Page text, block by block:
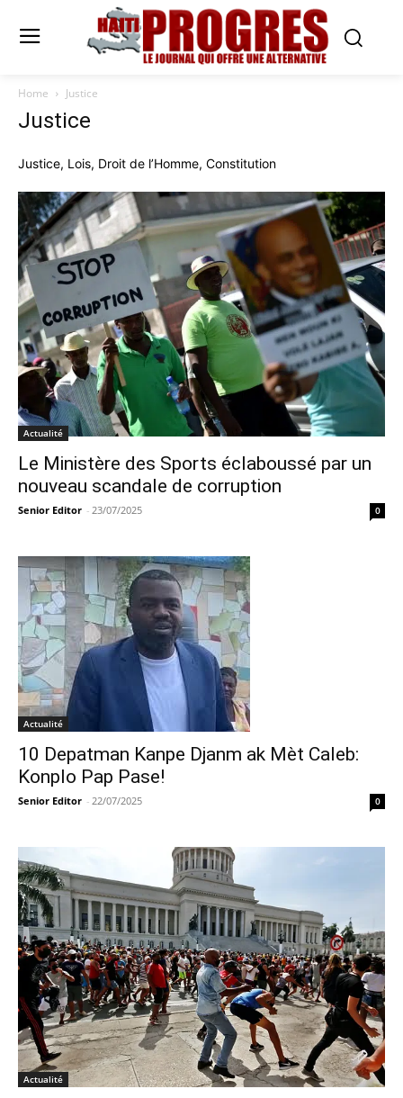
Home Justice
Justice
Justice, Lois, Droit de l’Homme, Constitution
Actualité
Le Ministère des Sports éclaboussé par un
nouveau scandale de corruption
Senior Editor - 23/07/2025 0
Actualité
10 Depatman Kanpe Djanm ak Mèt Caleb:
Konplo Pap Pase!
Senior Editor - 22/07/2025 0
Actualité